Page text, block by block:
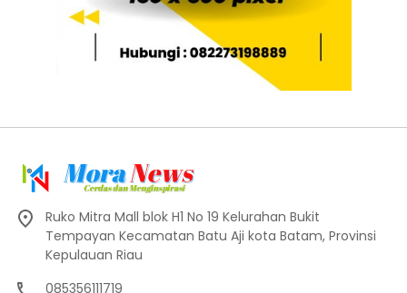
Ruko Mitra Mall blok H1 No 19 Kelurahan Bukit
Tempayan Kecamatan Batu Aji kota Batam, Provinsi
Kepulauan Riau
085356111719